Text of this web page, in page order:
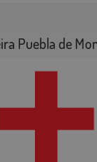
Puebla de